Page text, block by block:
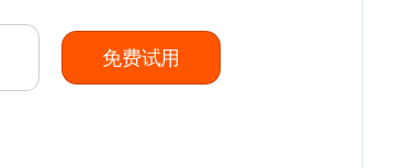
免费试用